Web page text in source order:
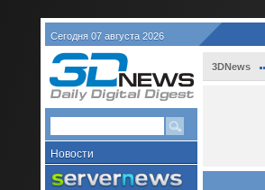
Сегодня 07 августа 2026
Новости
3DNews